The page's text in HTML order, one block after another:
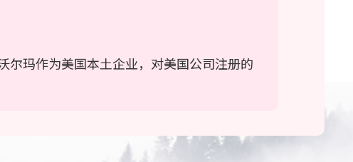
尔玛作为美国本土企业，对美国公司注册的